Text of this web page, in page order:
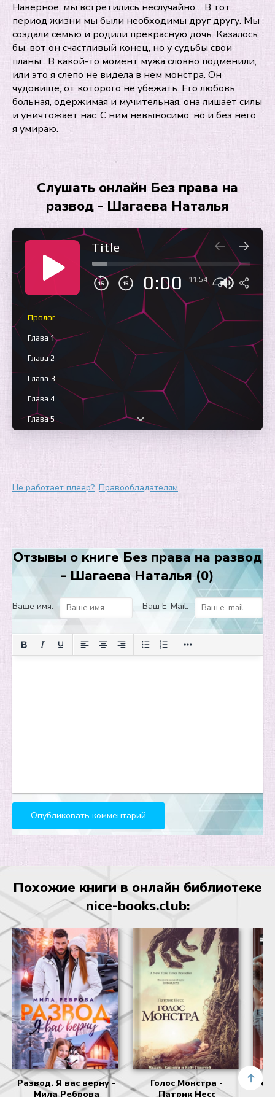
Наверное, мы встретились неслучайно… В тот
период жизни мы были необходимы друг другу. Мы
создали семью и родили прекрасную дочь. Казалось
бы, вот он счастливый конец, но у судьбы свои
планы…В какой-то момент мужа словно подменили,
или это я слепо не видела в нем монстра. Он
чудовище, от которого не убежать. Его любовь
больная, одержимая и мучительная, она лишает силы
и уничтожает нас. С ним невыносимо, но и без него
я умираю.
Слушать онлайн Без права на
развод - Шагаева Наталья
Title
0:00 11:54
Пролог
Глава 1
Глава 2
Глава 3
Глава 4
Глава 5
Глава 7
Глава 12
Глава 15
Глава 16
Глава 24
Глава 28
Глава 29
Глава 30
Глава 31
Глава 32
Глава 33
Глава 34
Глава 35
Эпилог
Не работает плеер? Правообладателям
Отзывы о книге Без права на развод
- Шагаева Наталья (0)
Ваше имя: Ваш E-Mail:
Похожие книги в онлайн библиотеке
nice-books.club:
Развод. Я вас верну -
Мила Реброва
Голос Монстра -
Патрик Несс